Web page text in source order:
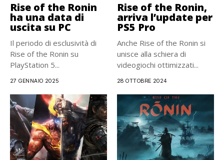
Rise of the Ronin
ha una data di
uscita su PC
Il periodo di esclusività di
Rise of the Ronin su
PlayStation 5...
27 GENNAIO 2025
Rise of the Ronin,
arriva l’update per
PS5 Pro
Anche Rise of the Ronin si
unisce alla schiera di
videogiochi ottimizzati...
28 OTTOBRE 2024